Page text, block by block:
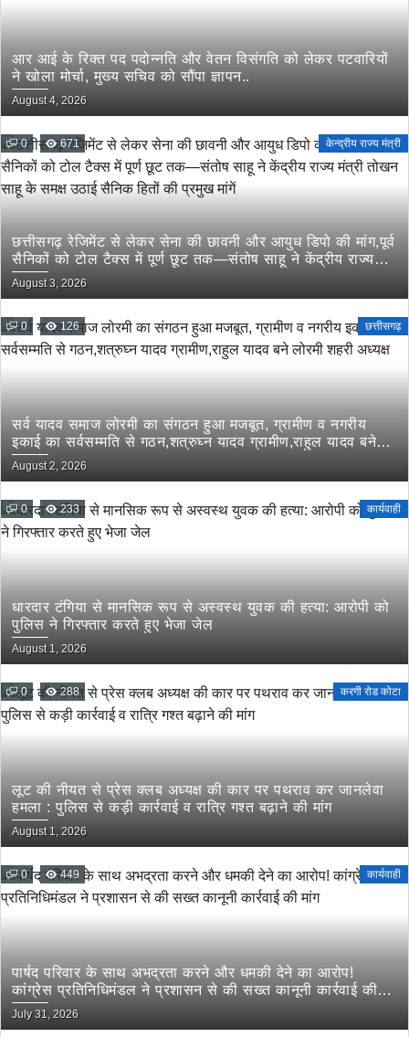
आर आई के रिक्त पद पदोन्नति और वेतन विसंगति को लेकर पटवारियों
ने खोला मोर्चा, मुख्य सचिव को सौंपा ज्ञापन..
August 4, 2026
0 671 केन्द्रीय राज्य मंत्री
छत्तीसगढ़ रेजिमेंट से लेकर सेना की छावनी और आयुध डिपो की मांग,पूर्व
सैनिकों को टोल टैक्स में पूर्ण छूट तक—संतोष साहू ने केंद्रीय राज्य
मंत्री तोखन साहू के समक्ष उठाई सैनिक हितों की प्रमुख मांगें
August 3, 2026
0 126 छत्तीसगढ़
सर्व यादव समाज लोरमी का संगठन हुआ मजबूत, ग्रामीण व नगरीय
इकाई का सर्वसम्मति से गठन,शत्रुघ्न यादव ग्रामीण,राहुल यादव बने
लोरमी शहरी अध्यक्ष
August 2, 2026
0 233 कार्यवाही
धारदार टंगिया से मानसिक रूप से अस्वस्थ युवक की हत्या: आरोपी को
पुलिस ने गिरफ्तार करते हुए भेजा जेल
August 1, 2026
0 288 करगी रोड कोटा
लूट की नीयत से प्रेस क्लब अध्यक्ष की कार पर पथराव कर जानलेवा
हमला : पुलिस से कड़ी कार्रवाई व रात्रि गश्त बढ़ाने की मांग
August 1, 2026
0 449 कार्यवाही
पार्षद परिवार के साथ अभद्रता करने और धमकी देने का आरोप!
कांग्रेस प्रतिनिधिमंडल ने प्रशासन से की सख्त कानूनी कार्रवाई की
मांग
July 31, 2026